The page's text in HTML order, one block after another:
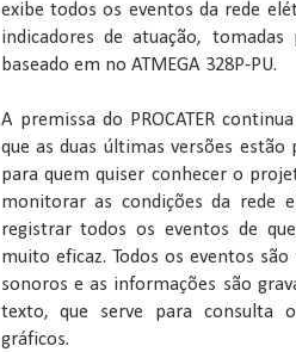
exibe todos os eventos da rede
indicadores de atuação,
baseado em no ATMEGA 328P-PU.
A premissa do PROCATER
que as duas últimas versões estão
para quem quiser conhecer o
monitorar as condições da rede
registrar todos os eventos de
muito eficaz. Todos os eventos
sonoros e as informações são
texto, que serve para consulta
gráficos.